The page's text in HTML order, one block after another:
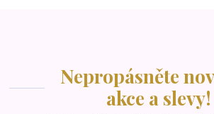
Nepropásněte
akce a slevy!